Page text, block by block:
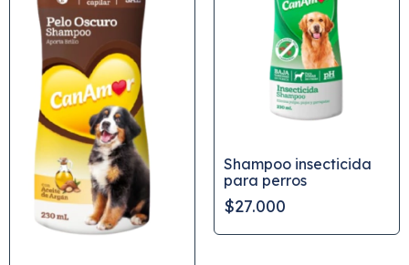
Shampoo insecticida
para perros
$27.000